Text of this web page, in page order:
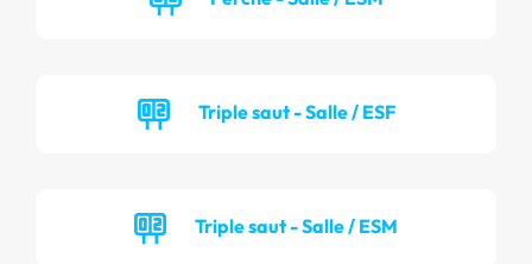
Triple saut - Salle / ESF
Triple saut - Salle / ESM